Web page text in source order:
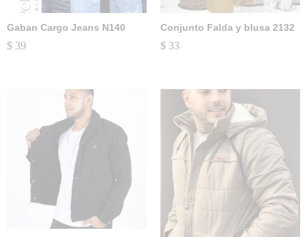
Gaban Cargo Jeans N140
$ 39
Conjunto Falda y blusa 2132
$ 33